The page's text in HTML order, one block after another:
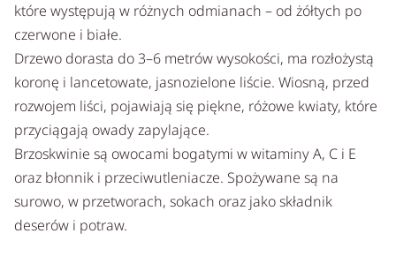
które występują w różnych odmianach – od żółtych po
czerwone i białe.
Drzewo dorasta do 3–6 metrów wysokości, ma rozłożystą
koronę i lancetowate, jasnozielone liście. Wiosną, przed
rozwojem liści, pojawiają się piękne, różowe kwiaty, które
przyciągają owady zapylające.
Brzoskwinie są owocami bogatymi w witaminy A, C i E
oraz błonnik i przeciwutleniacze. Spożywane są na
surowo, w przetworach, sokach oraz jako składnik
deserów i potraw.